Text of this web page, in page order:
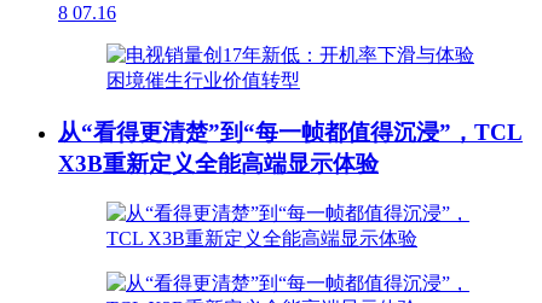
8 07.16
从“看得更清楚”到“每一帧都值得沉浸”，TCL
X3B重新定义全能高端显示体验